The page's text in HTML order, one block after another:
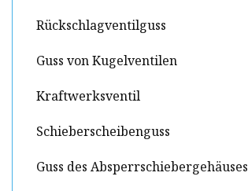
Rückschlagventilguss
Guss von Kugelventilen
Kraftwerksventil
Schieberscheibenguss
Guss des Absperrschiebergehäuses